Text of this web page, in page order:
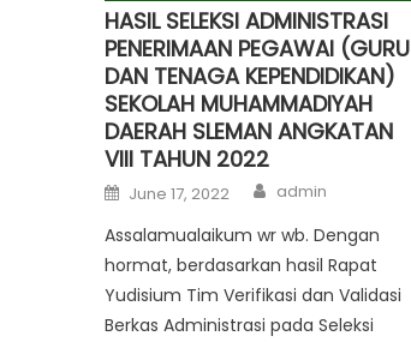
HASIL SELEKSI ADMINISTRASI
PENERIMAAN PEGAWAI (GURU
DAN TENAGA KEPENDIDIKAN)
SEKOLAH MUHAMMADIYAH
DAERAH SLEMAN ANGKATAN
VIII TAHUN 2022
Posted
on
June 17, 2022 Author
admin
Assalamualaikum wr wb. Dengan
hormat, berdasarkan hasil Rapat
Yudisium Tim Verifikasi dan Validasi
Berkas Administrasi pada Seleksi